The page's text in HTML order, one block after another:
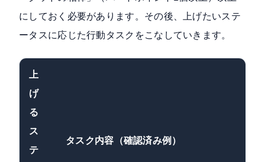
にしておく必要があります。その後、上げたいステ
ータスに応じた行動タスクをこなしていきます。
上
げ
る
ス
テ
タスク内容（確認済み例）